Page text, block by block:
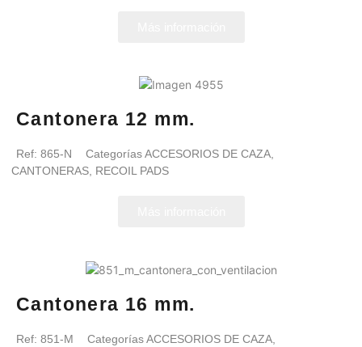
Cantonera 12 mm.
Ref: 865-N CategoríasACCESORIOS DE CAZA,
CANTONERAS, RECOIL PADS
Cantonera 16 mm.
Ref: 851-M CategoríasACCESORIOS DE CAZA